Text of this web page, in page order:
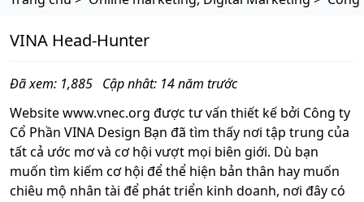
VINA Head-Hunter
Đã xem: 1,885 Cập nhât: 14 năm trước
Website www.vnec.org được tư vấn thiết kế bởi Công ty
Cổ Phần VINA Design Bạn đã tìm thấy nơi tập trung của
tất cả ước mơ và cơ hội vượt mọi biên giới. Dù bạn
muốn tìm kiếm cơ hội để thể hiện bản thân hay muốn
chiêu mộ nhân tài để phát triển kinh doanh, nơi đây có